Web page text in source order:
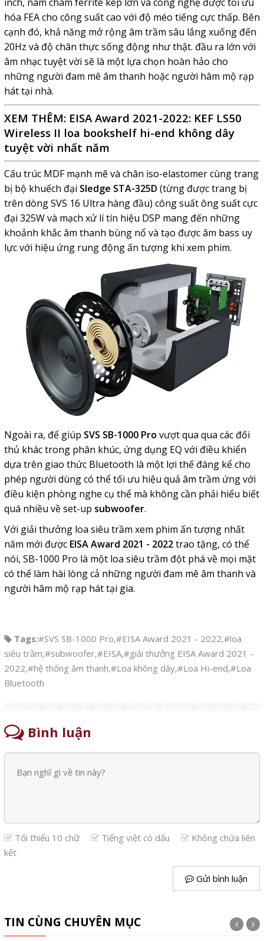
hóa FEA cho công suất cao với độ méo tiếng cực thấp. Bên
cạnh đó, khả năng mở rộng âm trầm sâu lắng xuống đến
20Hz và độ chân thực sống động như thật. đầu ra lớn với
âm nhạc tuyệt vời sẽ là một lựa chọn hoàn hảo cho
những người đam mê âm thanh hoặc người hâm mộ rạp
hát tại nhà.
XEM THÊM: EISA Award 2021-2022: KEF LS50
Wireless II loa bookshelf hi-end không dây
tuyệt vời nhất năm
Cấu trúc MDF mạnh mẽ và chân iso-elastomer cùng trang
bị bộ khuếch đại Sledge STA-325D (từng được trang bị
trên dòng SVS 16 Ultra hàng đầu) công suất ông suất cực
đại 325W và mạch xử lí tín hiệu DSP mang đến những
khoảnh khắc âm thanh bùng nổ và tạo được âm bass uy
lực với hiệu ứng rung động ấn tượng khi xem phim.
Ngoài ra, để giúp SVS SB-1000 Pro vượt qua qua các đối
thủ khác trong phân khúc, ứng dụng EQ với điều khiển
dựa trên giao thức Bluetooth là một lợi thế đáng kể cho
phép người dùng có thể tối ưu hiệu quả âm trầm ứng với
điều kiện phòng nghe cụ thể mà không cần phải hiểu biết
quá nhiều về set-up subwoofer.
Với giải thưởng loa siêu trầm xem phim ấn tượng nhất
năm mới đượcEISA Award 2021 - 2022trao tặng, có thể
nói, SB-1000 Pro là một loa siêu trầm đột phá về mọi mặt
có thể làm hài lòng cả những người đam mê âm thanh và
người hâm mộ rạp hát tại gia.
Tags:#SVS SB-1000 Pro,#EISA Award 2021 - 2022,#loa
siêu trầm,#subwoofer,#EISA,#giải thưởng EISA Award 2021 -
2022,#hệ thống âm thanh,#Loa không dây,#Loa Hi-end,#Loa
Bluetooth
Bình luận
Tối thiểu 10 chữ Tiếng việt có dấu
Không chứa liên
kết
Gửi bình luận
TIN CÙNG CHUYÊN MỤC